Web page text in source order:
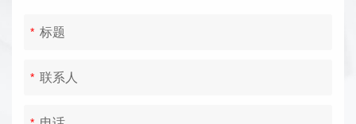
标题
*
联系人
*